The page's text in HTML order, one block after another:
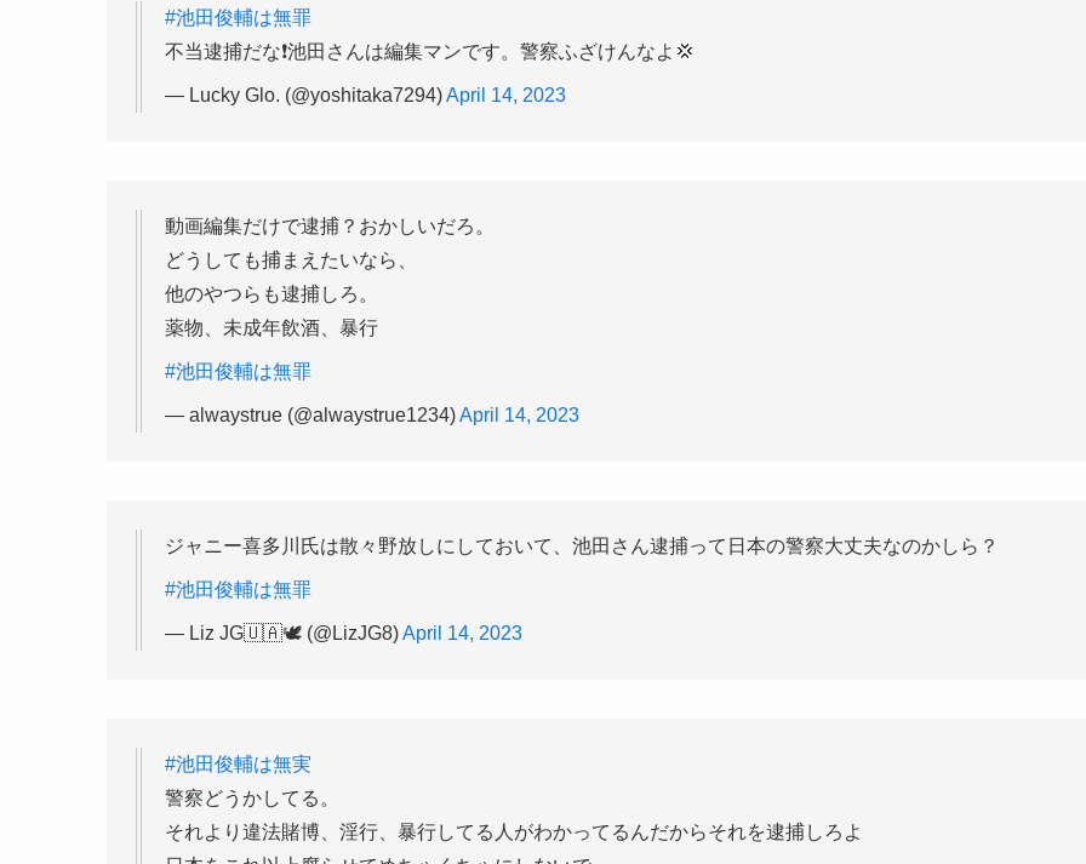
#池田俊輔は無罪
不当逮捕だな❗️池田さんは編集マンです。警察ふざけんなよ💢
— Lucky Glo. (@yoshitaka7294)April 14, 2023
動画編集だけで逮捕？おかしいだろ。
どうしても捕まえたいなら、
他のやつらも逮捕しろ。
薬物、未成年飲酒、暴行
#池田俊輔は無罪
— alwaystrue (@alwaystrue1234)April 14, 2023
ジャニー喜多川氏は散々野放しにしておいて、池田さん逮捕って日本の警察大丈夫なのかしら？
#池田俊輔は無罪
— Liz JG🇺🇦🕊 (@LizJG8)April 14, 2023
#池田俊輔は無実
警察どうかしてる。
それより違法賭博、淫行、暴行してる人がわかってるんだからそれを逮捕しろよ